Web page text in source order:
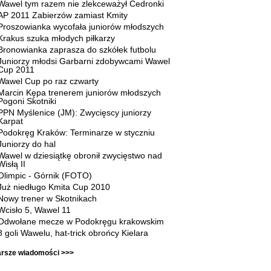
tym razem nie zlekceważył Cedronki
2011 Zabierzów zamiast Kmity
wycofała juniorów młodszych
szuka młodych piłkarzy
zaprasza do szkółek futbolu
młodsi Garbarni zdobywcami Wawel
2011
Cup po raz czwarty
Kępa trenerem juniorów młodszych
Skotniki
Myślenice (JM): Zwycięscy juniorzy
Kraków: Terminarze w styczniu
do hal
w dziesiątkę obronił zwycięstwo nad
II
- Górnik (FOTO)
niedługo Kmita Cup 2010
trener w Skotnikach
5, Wawel 11
mecze w Podokręgu krakowskim
goli Wawelu, hat-trick obrońcy Kielara
wiadomości >>>